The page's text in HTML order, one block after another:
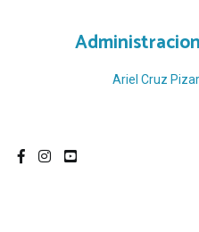
Ariel Cruz